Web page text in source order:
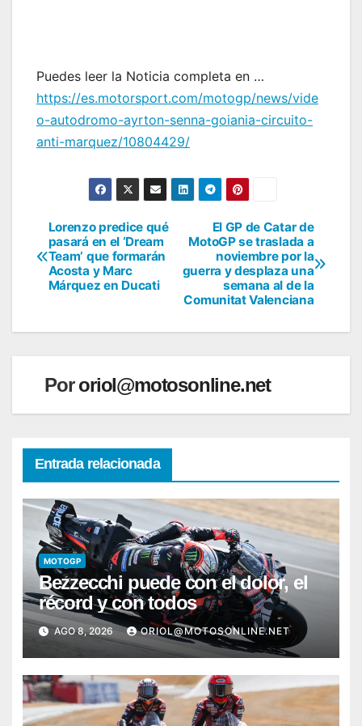
Puedes leer la Noticia completa en …
https://es.motorsport.com/motogp/news/vide
o-autodromo-ayrton-senna-goiania-circuito-
anti-marquez/10804429/
Navegación
de
entradas
El GP de Catar de
MotoGP se traslada a
noviembre por la
guerra y desplaza una
semana al de la
Comunitat Valenciana
Lorenzo predice qué
pasará en el ‘Dream
Team’ que formarán
Acosta y Marc
Márquez en Ducati
Pororiol@motosonline.net
Entrada relacionada
MOTOGP
Bezzecchi puede con el dolor, el
récord y con todos
AGO 8, 2026 ORIOL@MOTOSONLINE.NET